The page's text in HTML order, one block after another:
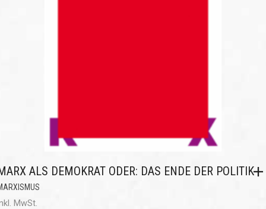
ALS DEMOKRAT ODER: DAS ENDE DER POLITIK
MwSt.